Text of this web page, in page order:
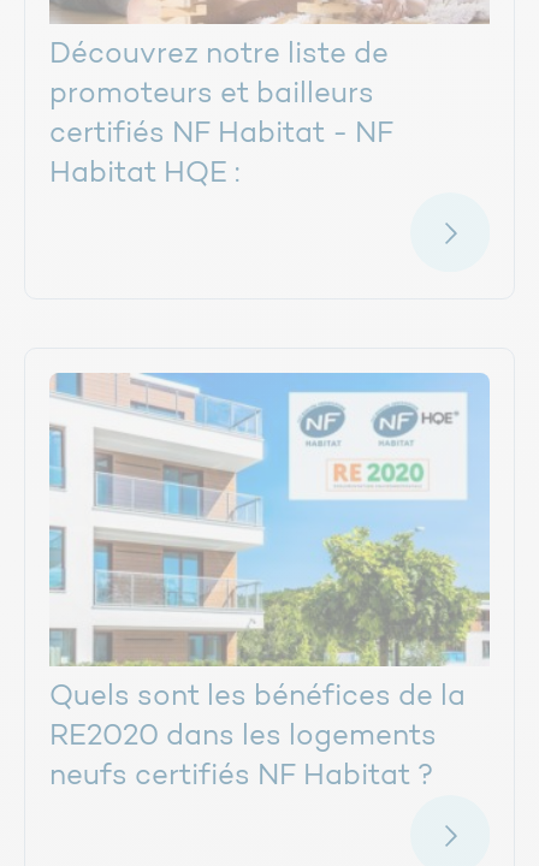
Découvrez notre liste de
promoteurs et bailleurs
certifiés NF Habitat - NF
Habitat HQE :
Quels sont les bénéfices de la
RE2020 dans les logements
neufs certifiés NF Habitat ?